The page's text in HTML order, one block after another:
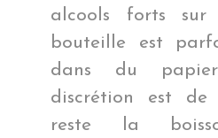
alcools forts sur
bouteille est
dans du
discrétion est
reste la